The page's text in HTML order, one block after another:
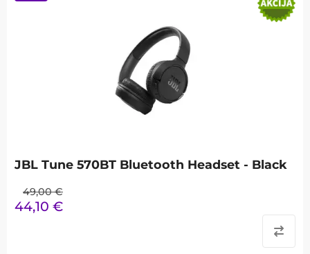
JBL Tune 570BT Bluetooth Headset - Black
49,00 €
44,10 €